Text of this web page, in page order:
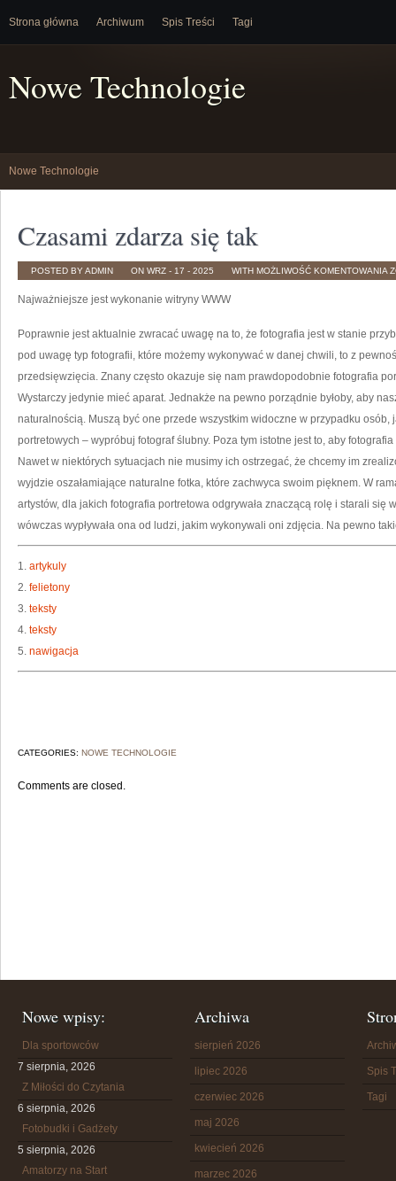
Strona główna Archiwum Spis Treści Tagi
Nowe Technologie
Nowe Technologie
Czasami zdarza się tak
POSTED BY ADMIN ON WRZ - 17 - 2025 WITH MOŻLIWOŚĆ KOMENTOWANIA
Najważniejsze jest wykonanie witryny WWW
Poprawnie jest aktualnie zwracać uwagę na to, że fotografia jest w stanie
pod uwagę typ fotografii, które możemy wykonywać w danej chwili, to z
przedsięwzięcia. Znany często okazuje się nam prawdopodobnie fotografia
Wystarczy jedynie mieć aparat. Jednakże na pewno porządnie byłoby, aby
naturalnością. Muszą być one przede wszystkim widoczne w przypadku
portretowych – wypróbuj fotograf ślubny. Poza tym istotne jest to, aby
Nawet w niektórych sytuacjach nie musimy ich ostrzegać, że chcemy im
wyjdzie oszałamiające naturalne fotka, które zachwyca swoim pięknem. W
artystów, dla jakich fotografia portretowa odgrywała znaczącą rolę i starali się
wówczas wypływała ona od ludzi, jakim wykonywali oni zdjęcia. Na pewno
1. artykuly
2. felietony
3. teksty
4. teksty
5. nawigacja
CATEGORIES: NOWE TECHNOLOGIE
Comments are closed.
Nowe wpisy:
Dla sportowców
7 sierpnia, 2026
Z Miłości do Czytania
6 sierpnia, 2026
Fotobudki i Gadżety
5 sierpnia, 2026
Amatorzy na Start
Archiwa
sierpień 2026
lipiec 2026
czerwiec 2026
maj 2026
kwiecień 2026
marzec 2026
Spis
Tagi